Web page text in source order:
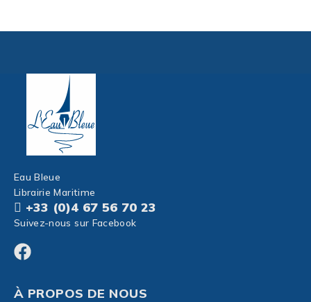
Eau Bleue
Librairie Maritime
+33 (0)4 67 56 70 23
Suivez-nous sur Facebook
À PROPOS DE NOUS